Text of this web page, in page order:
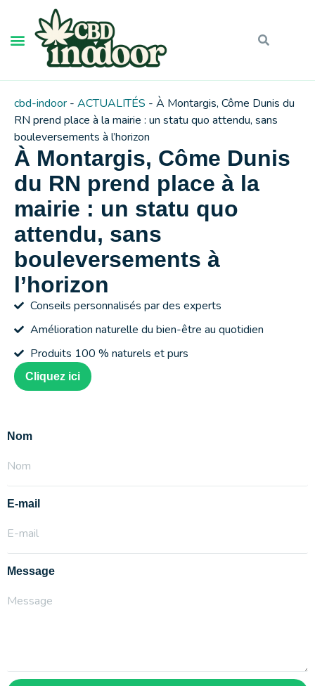
cbd-indoor - ACTUALITÉS - À Montargis, Côme Dunis du
RN prend place à la mairie : un statu quo attendu, sans
bouleversements à l’horizon
À Montargis, Côme Dunis
du RN prend place à la
mairie : un statu quo
attendu, sans
bouleversements à
l’horizon
Conseils personnalisés par des experts
Amélioration naturelle du bien-être au quotidien
Produits 100 % naturels et purs
Cliquez ici
Nom
E-mail
Message